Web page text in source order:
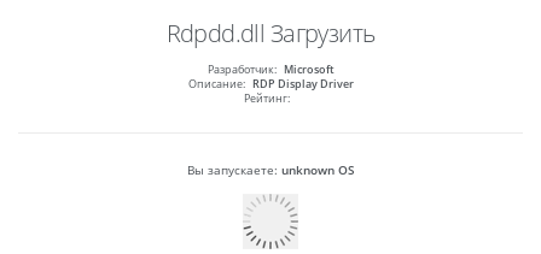
Rdpdd.dll Загрузить
Разработчик: Microsoft
Описание: RDP Display Driver
Рейтинг:
Вы запускаете: unknown OS